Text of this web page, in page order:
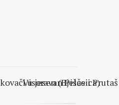
u jesen (Bjelasica)
Visoravan Pišče i